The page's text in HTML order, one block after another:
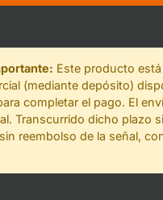
Este producto
(mediante depósito)
completar el pago. El
Transcurrido dicho plazo
reembolso de la señal,